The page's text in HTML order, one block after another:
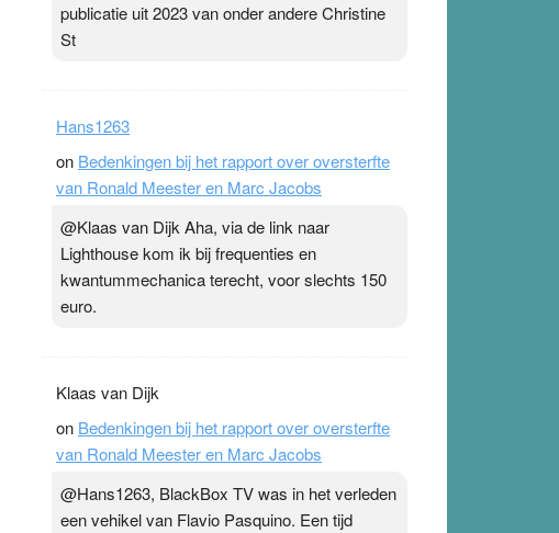
publicatie uit 2023 van onder andere Christine
St
Hans1263
on Bedenkingen bij het rapport over oversterfte
van Ronald Meester en Marc Jacobs
@Klaas van Dijk Aha, via de link naar
Lighthouse kom ik bij frequenties en
kwantummechanica terecht, voor slechts 150
euro.
Klaas van Dijk
on Bedenkingen bij het rapport over oversterfte
van Ronald Meester en Marc Jacobs
@Hans1263, BlackBox TV was in het verleden
een vehikel van Flavio Pasquino. Een tijd